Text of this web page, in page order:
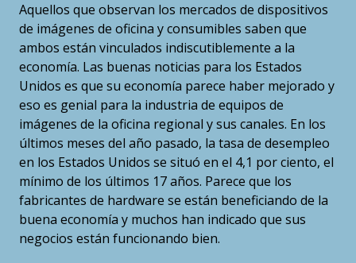
Aquellos que observan los mercados de dispositivos
de imágenes de oficina y consumibles saben que
ambos están vinculados indiscutiblemente a la
economía. Las buenas noticias para los Estados
Unidos es que su economía parece haber mejorado y
eso es genial para la industria de equipos de
imágenes de la oficina regional y sus canales. En los
últimos meses del año pasado, la tasa de desempleo
en los Estados Unidos se situó en el 4,1 por ciento, el
mínimo de los últimos 17 años. Parece que los
fabricantes de hardware se están beneficiando de la
buena economía y muchos han indicado que sus
negocios están funcionando bien.